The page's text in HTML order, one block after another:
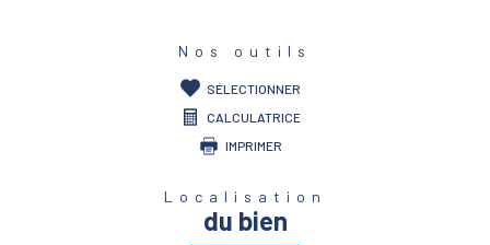
Nos outils
SÉLECTIONNER
CALCULATRICE
IMPRIMER
Localisation
du bien